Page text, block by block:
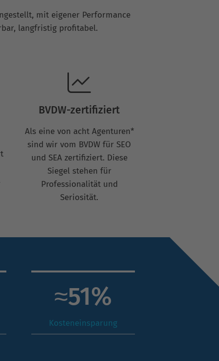
mit eigener Performance
langfristig profitabel.
BVDW-zertifiziert
Als eine von acht Agenturen*
sind wir vom BVDW für SEO
und SEA zertifiziert. Diese
Siegel stehen für
Professionalität und
Seriosität.
≈71%
Kosteneinsparung